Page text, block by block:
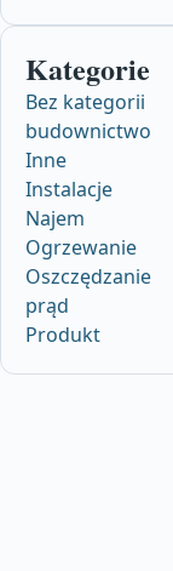
Kategorie
Bez kategorii
budownictwo
Inne
Instalacje
Najem
Ogrzewanie
Oszczędzanie
prąd
Produkt